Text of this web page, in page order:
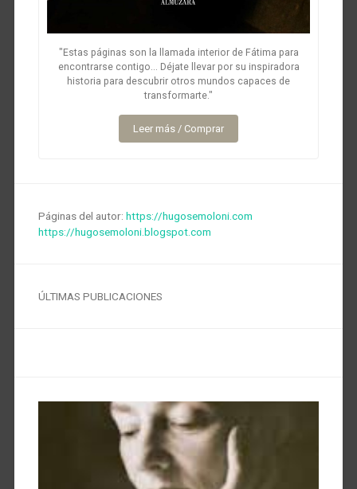
"Estas páginas son la llamada interior de Fátima para
encontrarse contigo... Déjate llevar por su inspiradora
historia para descubrir otros mundos capaces de
transformarte."
Leer más / Comprar
Páginas del autor: https://hugosemoloni.com
https://hugosemoloni.blogspot.com
ÚLTIMAS PUBLICACIONES